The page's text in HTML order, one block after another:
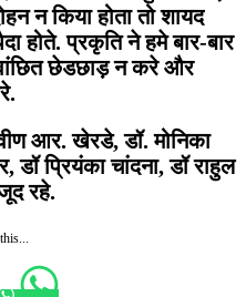
न किया होता तो शायद
होते. प्रकृति ने हमे बार-बार
छेडछाड़ न करे और
आर. खेरडे, डॉ. मोनिका
डॉ प्रियंका चांदना, डॉ राहुल
रहे.